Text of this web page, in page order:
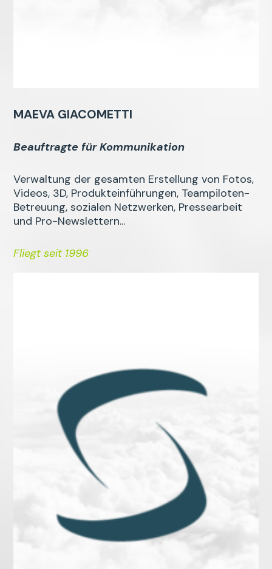
MAEVA GIACOMETTI
Beauftragte für Kommunikation
Verwaltung der gesamten Erstellung von Fotos,
Videos, 3D, Produkteinführungen, Teampiloten-
Betreuung, sozialen Netzwerken, Pressearbeit
und Pro-Newslettern...
Fliegt seit 1996